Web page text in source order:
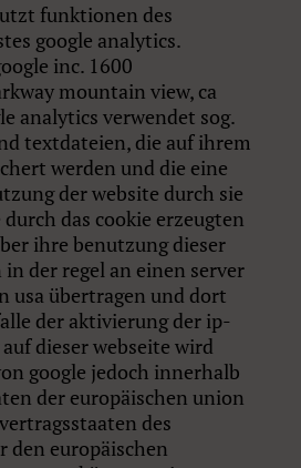
funktionen des
google analytics.
inc. 1600
mountain view, ca
analytics verwendet sog.
textdateien, die auf ihrem
werden und die eine
der website durch sie
das cookie erzeugten
ihre benutzung dieser
der regel an einen server
usa übertragen und dort
der aktivierung der ip-
dieser webseite wird
google jedoch innerhalb
der europäischen union
des
den europäischen